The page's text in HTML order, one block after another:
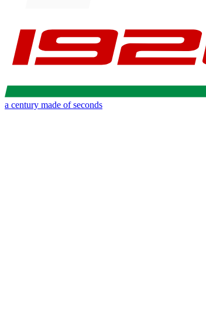
a century made of seconds